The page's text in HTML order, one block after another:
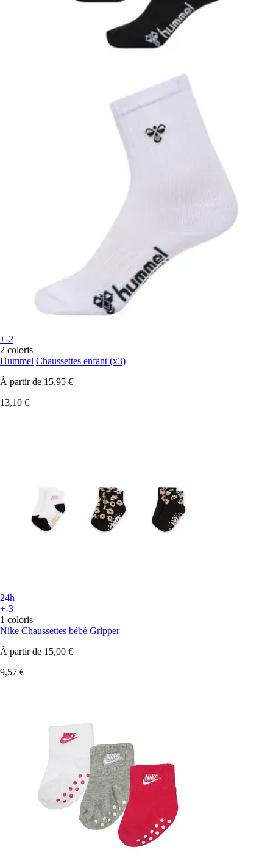
+-2
2 coloris
Hummel Chaussettes enfant (x3)
À partir de 15,95 €
13,10 €
24h
+-3
1 coloris
Nike Chaussettes bébé Gripper
À partir de 15,00 €
9,57 €